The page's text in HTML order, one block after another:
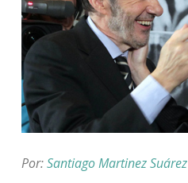
Por:Santiago Martinez Suárez